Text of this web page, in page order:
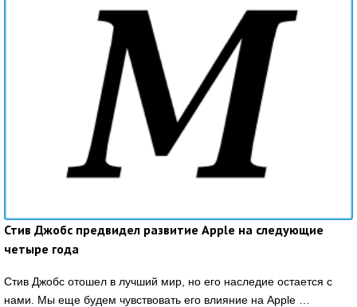
Стив Джобс предвидел развитие Apple на следующие
четыре года
Стив Джобс отошел в лучший мир, но его наследие остается с
нами. Мы еще будем чувствовать его влияние на Apple …